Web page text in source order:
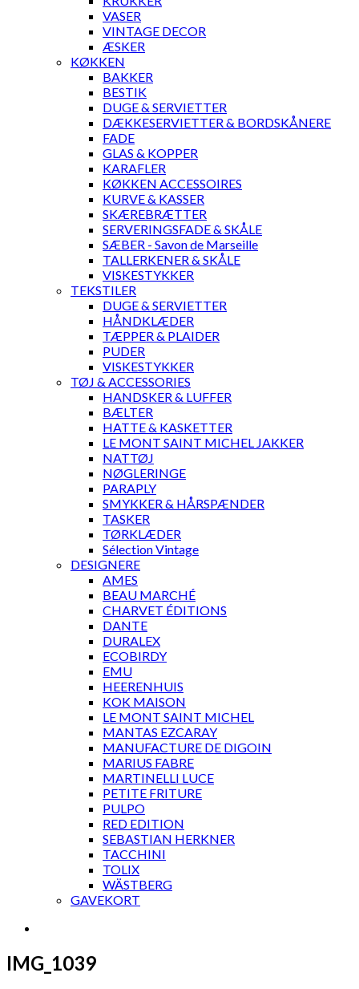
VASER
VINTAGE DECOR
ÆSKER
KØKKEN
BAKKER
BESTIK
DUGE & SERVIETTER
DÆKKESERVIETTER & BORDSKÅNERE
FADE
GLAS & KOPPER
KARAFLER
KØKKEN ACCESSOIRES
KURVE & KASSER
SKÆREBRÆTTER
SERVERINGSFADE & SKÅLE
SÆBER - Savon de Marseille
TALLERKENER & SKÅLE
VISKESTYKKER
TEKSTILER
DUGE & SERVIETTER
HÅNDKLÆDER
TÆPPER & PLAIDER
PUDER
VISKESTYKKER
TØJ & ACCESSORIES
HANDSKER & LUFFER
BÆLTER
HATTE & KASKETTER
LE MONT SAINT MICHEL JAKKER
NATTØJ
NØGLERINGE
PARAPLY
SMYKKER & HÅRSPÆNDER
TASKER
TØRKLÆDER
Sélection Vintage
DESIGNERE
AMES
BEAU MARCHÉ
CHARVET ÉDITIONS
DANTE
DURALEX
ECOBIRDY
EMU
HEERENHUIS
KOK MAISON
LE MONT SAINT MICHEL
MANTAS EZCARAY
MANUFACTURE DE DIGOIN
MARIUS FABRE
MARTINELLI LUCE
PETITE FRITURE
PULPO
RED EDITION
SEBASTIAN HERKNER
TACCHINI
TOLIX
WÄSTBERG
GAVEKORT
IMG_1039